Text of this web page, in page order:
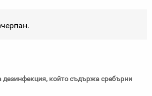
дезинфекция, който съдържа сребърни